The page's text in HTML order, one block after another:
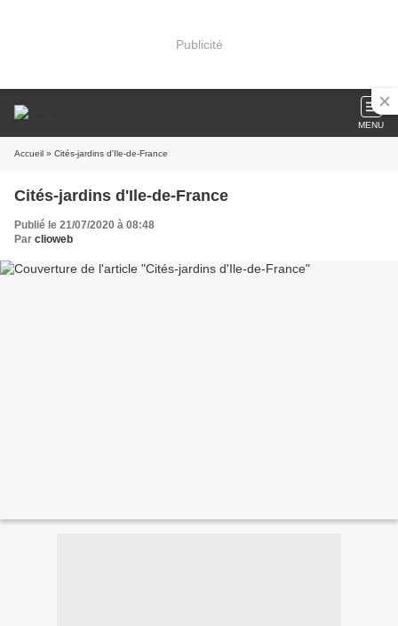
Publicité
MENU
Accueil » Cités-jardins d'Ile-de-France
Cités-jardins d'Ile-de-France
Publié le 21/07/2020 à 08:48
Par clioweb